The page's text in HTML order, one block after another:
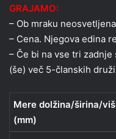
GRAJAMO:
– Ob mraku
– Cena. Njegova edina
– Če bi na vse tri
(še) več 5-članskih
Mere dolžina/širina/
(mm)